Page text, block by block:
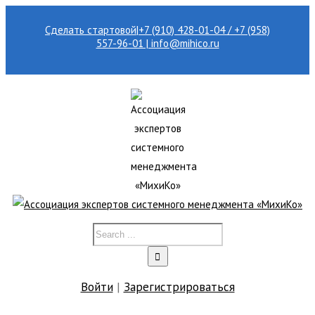
Сделать стартовой|+7 (910) 428-01-04 / +7 (958)
557-96-01 | info@mihico.ru
Войти| Зарегистрироваться